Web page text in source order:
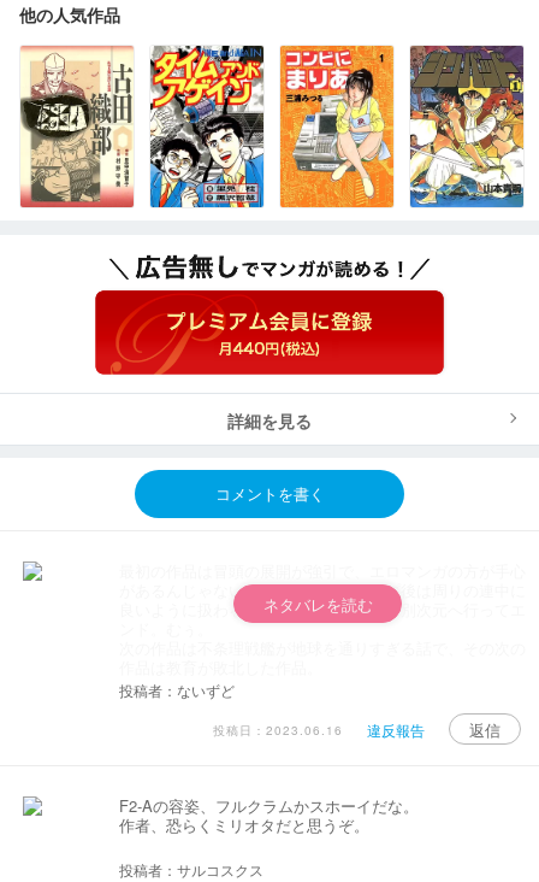
他の人気作品
詳細を見る
コメントを書く
があるんじゃないかと。タイムスリップ後は周りの連中に
良いように扱わる主人公。流されるまま別次元へ行ってエ
ネタバレを読む
投稿者：ないずど
投稿日：2023.06.16 違反報告 返信
F2-Aの容姿、フルクラムかスホーイだな。
作者、恐らくミリオタだと思うぞ。
投稿者：サルコスクス